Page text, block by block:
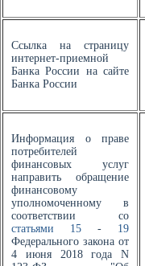
Ссылка на страницу
интернет-приемной
Банка России на сайте
Банка России
Информация о праве
потребителей
финансовых услуг
направить обращение
финансовому
уполномоченному в
соответствии со
статьями 15 - 19
Федерального закона от
4 июня 2018 года N